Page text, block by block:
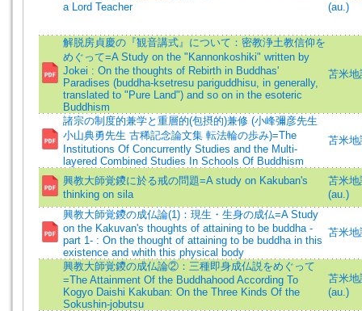
a Lord Teacher
(au.)
解脱房貞慶の『観音講式』について：密教浄土教信仰を
めぐって=A Study on the "Kannonkoshiki" written by
Jokei : On the thoughts of Rebirth in Buddhas'
Paradises (buddha-ksetresu pariguddhisu, in generally,
translated to "Pure Land") and so on in the esoteric
Buddhism
苫米地
諸宗の制度的兼学と重層的(包摂的)兼修 (小峰彌彦先生
小山典勇先生 古稀記念論文集 転法輪の歩み)=The
Institutions Of Concurrently Studies and the Multi-
layered Combined Studies In Schools Of Buddhism
苫米地
興教大師覚鑁に於る戒の問題=A study on Kakuban's
thinking on sila
苫米
(au.)
興教大師覚鑁の成仏論(1)：現生・生身の成仏=A Study
on the Kakuvan's thoughts of attaining to be buddha -
part 1- : On the thought of attaining to be buddha in this
existence and whith this physical body
苫米地
興教大師覚鑁の成仏論②：三種即身成仏説をめぐって
=The Attainment Of the Buddhahood According To
Kogyo Daishi Kakuban: On the Three Kinds Of the
Sokushin-jobutsu
苫米
(au.)